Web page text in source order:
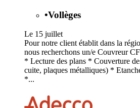
•Vollèges
Le 15 juillet
Pour notre client établit dans la
nous recherchons un/e Couvreur
* Lecture des plans * Couverture
cuite, plaques métalliques) *
*...